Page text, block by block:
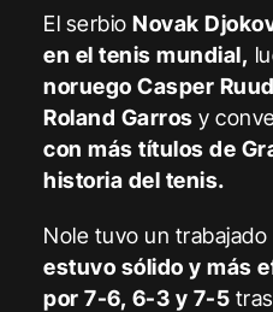
El serbioNovak
en el tenis mundial,
noruego Casper
Roland Garrosy
con más títulos de
historia del tenis.
Nole tuvo un
estuvo sólido y más
por 7-6, 6-3 y 7-5